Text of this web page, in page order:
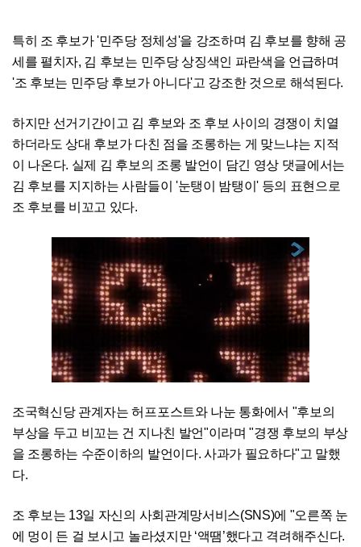
특히 조 후보가 '민주당 정체성'을 강조하며 김 후보를 향해 공
세를 펼치자, 김 후보는 민주당 상징색인 파란색을 언급하며
'조 후보는 민주당 후보가 아니다'고 강조한 것으로 해석된다.
하지만 선거기간이고 김 후보와 조 후보 사이의 경쟁이 치열
하더라도 상대 후보가 다친 점을 조롱하는 게 맞느냐는 지적
이 나온다. 실제 김 후보의 조롱 발언이 담긴 영상 댓글에서는
김 후보를 지지하는 사람들이 '눈탱이 밤탱이' 등의 표현으로
조 후보를 비꼬고 있다.
조국혁신당 관계자는 허프포스트와 나눈 통화에서 "후보의
부상을 두고 비꼬는 건 지나친 발언"이라며 "경쟁 후보의 부상
을 조롱하는 수준이하의 발언이다. 사과가 필요하다"고 말했
다.
조 후보는 13일 자신의 사회관계망서비스(SNS)에 "오른쪽 눈
에 멍이 든 걸 보시고 놀라셨지만 ‘액땜’했다고 격려해주신다.